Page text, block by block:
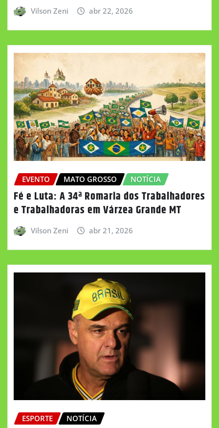
Vilson Zeni abr 22, 2026
EVENTO MATO GROSSO NOTÍCIA
Fé e Luta: A 34ª Romaria dos Trabalhadores
e Trabalhadoras em Várzea Grande MT
Vilson Zeni abr 21, 2026
ESPORTE NOTÍCIA